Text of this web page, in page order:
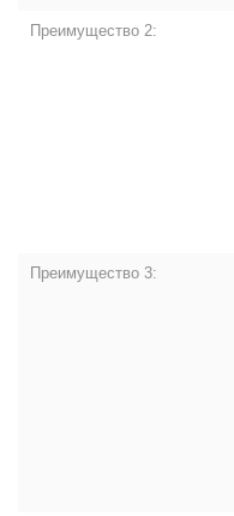
Преимущество 2:
Преимущество 3: